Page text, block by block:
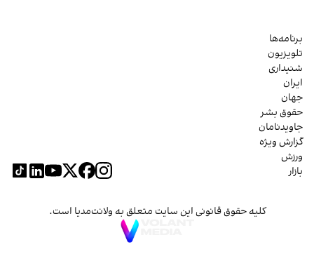
برنامه‌ها
تلویزیون
شنیداری
ایران
جهان
حقوق بشر
جاویدنامان
گزارش ویژه
ورزش
بازار
کلیه حقوق قانونی این سایت متعلق به ولانت‌مدیا است.